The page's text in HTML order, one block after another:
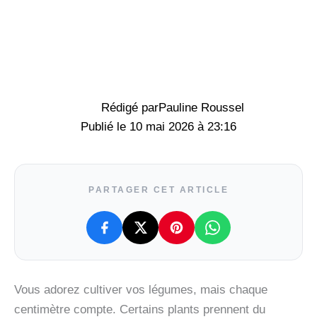
Rédigé parPauline Roussel
10 mai 2026 à 23:16
PARTAGER CET ARTICLE
Vous adorez cultiver vos légumes, mais chaque
centimètre compte. Certains plants prennent du